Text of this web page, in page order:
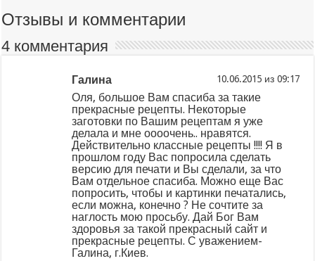
Отзывы и комментарии
4 комментария
Галина из
Оля, большое Вам спасиба за такие
прекрасные рецепты. Некоторые
заготовки по Вашим рецептам я уже
делала и мне оооочень.. нравятся.
Действительно классные рецепты !!!! Я в
прошлом году Вас попросила сделать
версию для печати и Вы сделали, за что
Вам отдельное спасиба. Можно еще Вас
попросить, чтобы и картинки печатались,
если можна, конечно ? Не сочтите за
наглость мою просьбу. Дай Бог Вам
здоровья за такой прекрасный сайт и
прекрасные рецепты. С уважением-
Галина, г.Киев.